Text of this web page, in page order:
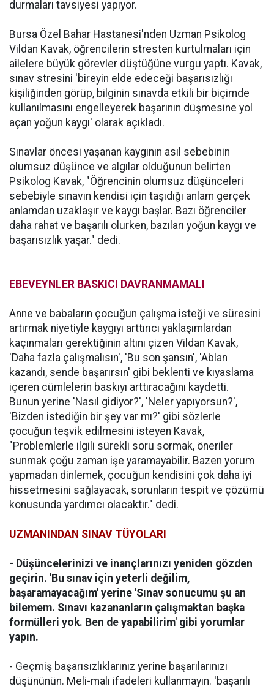
durmaları tavsiyesi yapıyor.
Bursa Özel Bahar Hastanesi'nden Uzman Psikolog
Vildan Kavak, öğrencilerin stresten kurtulmaları için
ailelere büyük görevler düştüğüne vurgu yaptı. Kavak,
sınav stresini 'bireyin elde edeceği başarısızlığı
kişiliğinden görüp, bilginin sınavda etkili bir biçimde
kullanılmasını engelleyerek başarının düşmesine yol
açan yoğun kaygı' olarak açıkladı.
Sınavlar öncesi yaşanan kaygının asıl sebebinin
olumsuz düşünce ve algılar olduğunun belirten
Psikolog Kavak, "Öğrencinin olumsuz düşünceleri
sebebiyle sınavın kendisi için taşıdığı anlam gerçek
anlamdan uzaklaşır ve kaygı başlar. Bazı öğrenciler
daha rahat ve başarılı olurken, bazıları yoğun kaygı ve
başarısızlık yaşar." dedi.
EBEVEYNLER BASKICI DAVRANMAMALI
Anne ve babaların çocuğun çalışma isteği ve süresini
artırmak niyetiyle kaygıyı arttırıcı yaklaşımlardan
kaçınmaları gerektiğinin altını çizen Vildan Kavak,
'Daha fazla çalışmalısın', 'Bu son şansın', 'Ablan
kazandı, sende başarırsın' gibi beklenti ve kıyaslama
içeren cümlelerin baskıyı arttıracağını kaydetti.
Bunun yerine 'Nasıl gidiyor?', 'Neler yapıyorsun?',
'Bizden istediğin bir şey var mı?' gibi sözlerle
çocuğun teşvik edilmesini isteyen Kavak,
"Problemlerle ilgili sürekli soru sormak, öneriler
sunmak çoğu zaman işe yaramayabilir. Bazen yorum
yapmadan dinlemek, çocuğun kendisini çok daha iyi
hissetmesini sağlayacak, sorunların tespit ve çözümü
konusunda yardımcı olacaktır." dedi.
UZMANINDAN SINAV TÜYOLARI
- Düşüncelerinizi ve inançlarınızı yeniden gözden
geçirin. 'Bu sınav için yeterli değilim,
başaramayacağım' yerine 'Sınav sonucumu şu an
bilemem. Sınavı kazananların çalışmaktan başka
formülleri yok. Ben de yapabilirim' gibi yorumlar
yapın.
- Geçmiş başarısızlıklarınız yerine başarılarınızı
düşününün. Meli-malı ifadeleri kullanmayın. 'başarılı